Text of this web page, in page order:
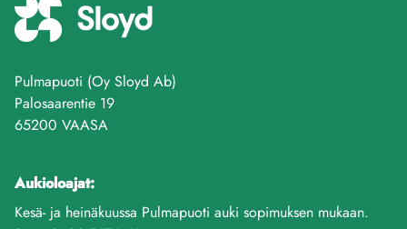
Pulmapuoti (Oy Sloyd Ab)
Palosaarentie 19
65200 VAASA
Aukioloajat:
Kesä- ja heinäkuussa Pulmapuoti auki sopimuksen mukaan.